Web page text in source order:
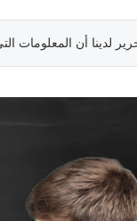
لدينا أن المعلومات